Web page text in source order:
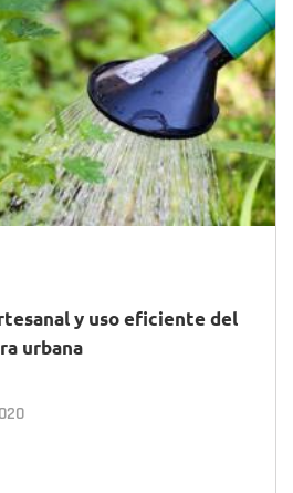
y uso eficiente del
urbana